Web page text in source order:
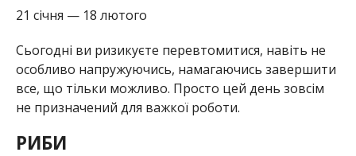
21 січня — 18 лютого
Сьогодні ви ризикуєте перевтомитися, навіть не
особливо напружуючись, намагаючись завершити
все, що тільки можливо. Просто цей день зовсім
не призначений для важкої роботи.
РИБИ